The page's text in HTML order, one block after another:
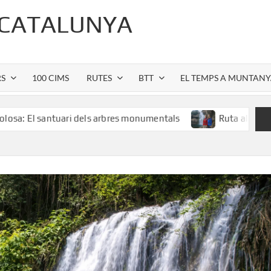
100 CIMS RUTES BTT EL TEMPS A
dels arbres monumentals Ruta al Salt de Sallent: